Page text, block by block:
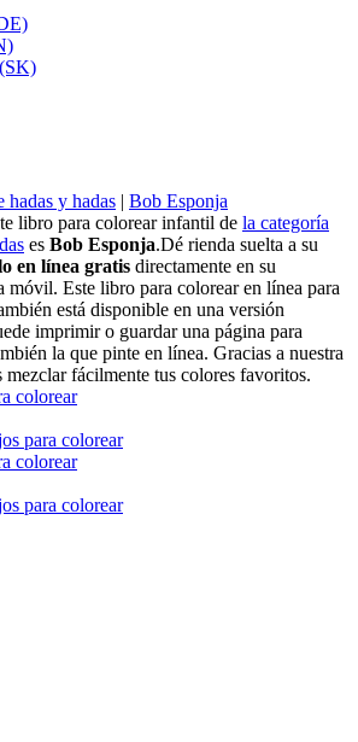
hadas y hadas | Bob Esponja
libro para colorear infantil de la categoría
es Bob Esponja.Dé rienda suelta a su
en línea gratis directamente en su
móvil. Este libro para colorear en línea para
está disponible en una versión
imprimir o guardar una página para
la que pinte en línea. Gracias a nuestra
mezclar fácilmente tus colores favoritos.
colorear
colorear